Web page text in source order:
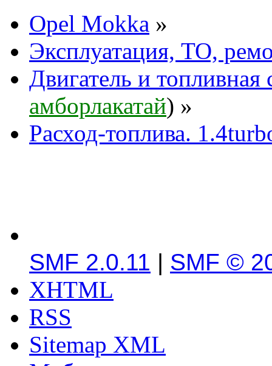
Opel Mokka »
Эксплуатация, ТО,
Двигатель и топливная
амборлакатай) »
Расход-топлива.
SMF 2.0.11 | SMF ©
XHTML
RSS
Sitemap XML